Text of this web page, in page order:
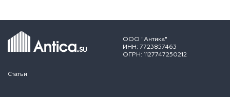
ООО "Антика"
ИНН: 7723857463
ОГРН: 1127747250212
Статьи